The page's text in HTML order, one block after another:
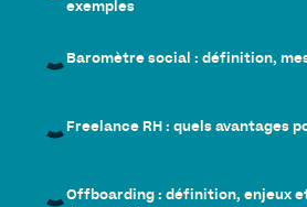
exemples
Baromètre social : définition,
Freelance RH : quels avantages
Offboarding : définition, enjeux